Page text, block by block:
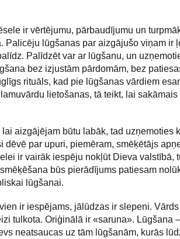
ir vērtējumu, pārbaudījumu un
Palicēju lūgšanas par aizgājušo viņam ir
Palīdzēt var ar lūgšanu, un
bez izjustām pārdomām, bez
rituāls, kad pie lūgšanas vārdiem
lietošanas, tā teikt, lai sakāmais
aizgājējam būtu labāk, tad uzņemoties
dēvē par upuri, piemēram, smēķētājs
ir vairāk iespēju nokļūt Dieva valstībā,
būs pierādījums patiesam
lūgšanai.
ir iespējams, jālūdzas ir slepeni. Vārds
tulkota. Oriģinālā ir «saruna». Lūgšana
neatsaucas uz tām lūgšanām, kurās